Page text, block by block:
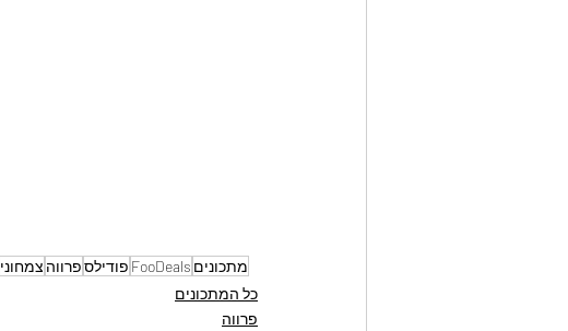
מתכונים FooDeals פודילספרווה צמחוני
כל המתכונים
פרווה